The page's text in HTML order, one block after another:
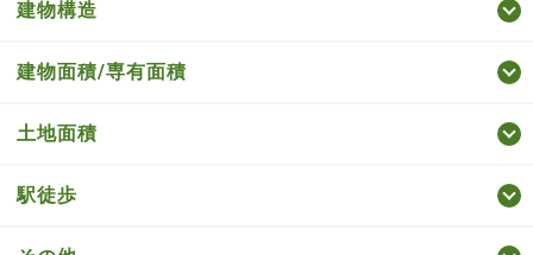
建物構造
建物面積/専有面積
土地面積
駅徒歩